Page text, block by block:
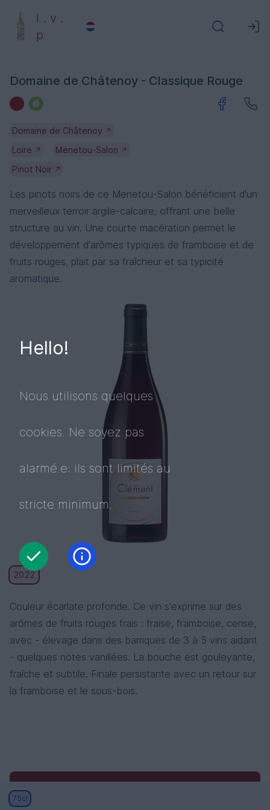
l . v .
p
Domaine de Châtenoy - Classique Rouge
Domaine de Châtenoy ↗
Loire ↗ Menetou-Salon ↗
Pinot Noir ↗
Les pinots noirs de ce Menetou-Salon bénéficient d'un
merveilleux terroir argile-calcaire, offrant une belle
structure au vin. Une courte macération permet le
développement d'arômes typiques de framboise et de
fruits rouges, plait par sa fraîcheur et sa typicité
aromatique.
2022
Couleur écarlate profonde. Ce vin s'exprime sur des
arômes de fruits rouges frais : fraise, framboise, cerise,
avec - élevage dans des barriques de 3 à 5 vins aidant
- quelques notes vanillées. La bouche est gouleyante,
fraîche et subtile. Finale persistante avec un retour sur
la framboise et le sous-bois.
75cl
Hello!
Nous utilisons quelques
cookies. Ne soyez pas
alarmé.e: ils sont limités au
stricte minimum.